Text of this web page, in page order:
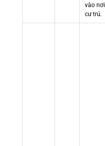
vào nơi
cư trú.